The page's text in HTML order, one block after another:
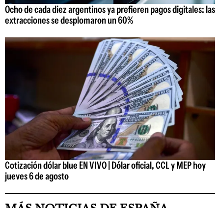
Ocho de cada diez argentinos ya prefieren pagos digitales: las
extracciones se desplomaron un 60%
Cotización dólar blue EN VIVO | Dólar oficial, CCL y MEP hoy
jueves 6 de agosto